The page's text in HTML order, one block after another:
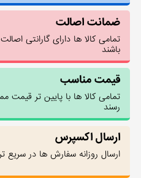
ضمانت اصالت
تمامی کالا ها دارای گارانتی
باشند
قیمت مناسب
تمامی کالا ها با پایین تر
رسند
ارسال اکسپرس
ارسال روزانه سفارش ها در